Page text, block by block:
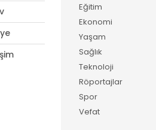
Eğitim
Ekonomi
Yaşam
Sağlık
Teknoloji
Röportajlar
Spor
Vefat